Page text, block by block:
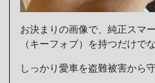
お決まりの画像で、純正スマ
（キーフォブ）を持つだけで
しっかり愛車を盗難被害から守